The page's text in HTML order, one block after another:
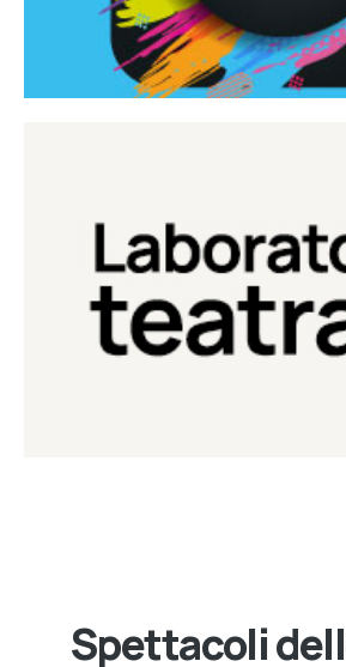
Laboratorio
Laboratorio di teatro del Teatro
Continua
Spettacoli